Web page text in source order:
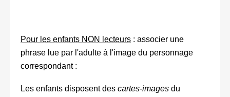
Pour les enfants NON lecteurs : associer une
phrase lue par l'adulte à l'image du personnage
correspondant :
Les enfants disposent des cartes-images du